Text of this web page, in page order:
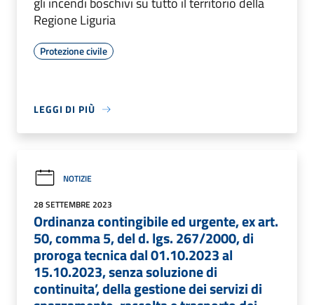
Regione Liguria
Protezione civile
LEGGI DI PIÙ
NOTIZIE
28 SETTEMBRE 2023
Ordinanza contingibile ed urgente, ex art.
50, comma 5, del d. lgs. 267/2000, di
proroga tecnica dal 01.10.2023 al
15.10.2023, senza soluzione di
continuita’, della gestione dei servizi di